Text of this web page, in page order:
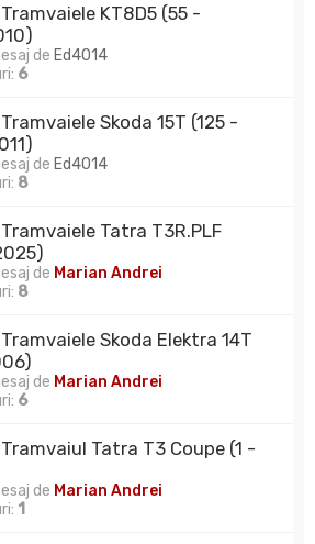
KT8D5 (55 -
de Ed4014
6
Skoda 15T (125 -
de Ed4014
8
Tatra T3R.PLF
de Marian Andrei
8
Skoda Elektra 14T
de Marian Andrei
6
Tatra T3 Coupe (1 -
de Marian Andrei
1